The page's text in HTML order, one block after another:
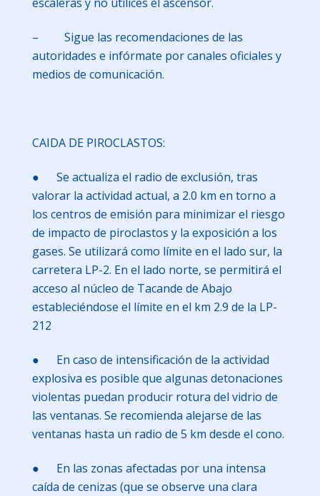
– Sigue las recomendaciones de las
autoridades e infórmate por canales oficiales y
medios de comunicación.
CAIDA DE PIROCLASTOS:
● Se actualiza el radio de exclusión, tras
valorar la actividad actual, a 2.0 km en torno a
los centros de emisión para minimizar el riesgo
de impacto de piroclastos y la exposición a los
gases. Se utilizará como límite en el lado sur, la
carretera LP-2. En el lado norte, se permitirá el
acceso al núcleo de Tacande de Abajo
estableciéndose el límite en el km 2.9 de la LP-
212
● En caso de intensificación de la actividad
explosiva es posible que algunas detonaciones
violentas puedan producir rotura del vidrio de
las ventanas. Se recomienda alejarse de las
ventanas hasta un radio de 5 km desde el cono.
● En las zonas afectadas por una intensa
caída de cenizas (que se observe una clara